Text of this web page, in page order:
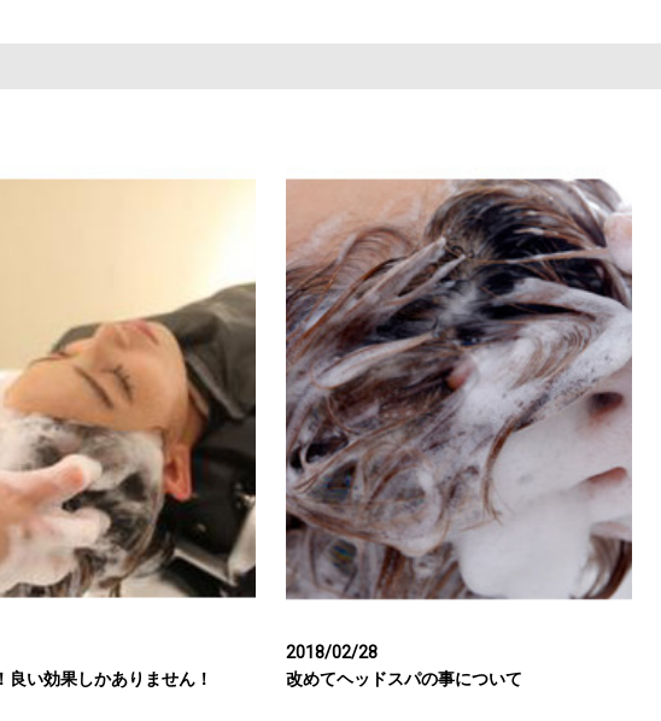
良い効果しかありません！
2018/02/28
改めてヘッドスパの事について